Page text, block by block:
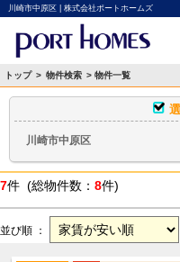
川崎市中原区 | 株式会社ポートホームズ
トップ > 物件検索 > 物件一覧
川崎市中原区
7件 (総物件数： 8件)
並び順 ：